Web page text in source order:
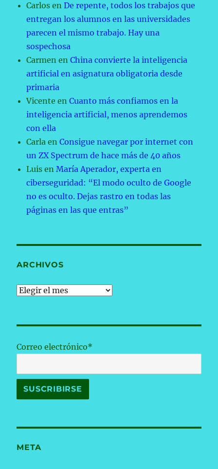
Carlos enDe repente, todos los trabajos que
entregan los alumnos en las universidades
parecen el mismo trabajo. Hay una
sospechosa
Carmen enChina convierte la inteligencia
artificial en asignatura obligatoria desde
primaria
Vicente enCuanto más confiamos en la
inteligencia artificial, menos aprendemos
con ella
Carla enConsigue navegar por internet con
un ZX Spectrum de hace más de 40 años
Luis enMaría Aperador, experta en
ciberseguridad: “El modo oculto de Google
no es oculto. Dejas rastro en todas las
páginas en las que entras”
ARCHIVOS
Archivos
Correo electrónico*
META